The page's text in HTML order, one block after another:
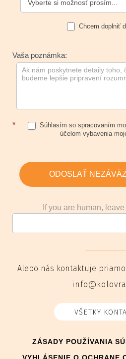
Chcem doplniť
Vaša poznámka:
*
Súhlasím so spracovaním
účelom vybavenia
ODOSLAŤ
If you are human,
Alebo nás kontaktuje priamo:
VŠETKY
ZÁSADY POUŽÍVANIA